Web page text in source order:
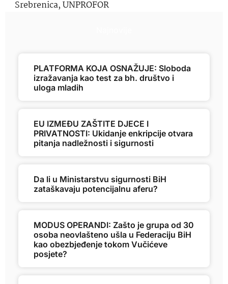
Srebrenica,UNPROFOR
PLATFORMA KOJA OSNAŽUJE: Sloboda
izražavanja kao test za bh. društvo i
uloga mladih
EU IZMEĐU ZAŠTITE DJECE I
PRIVATNOSTI: Ukidanje enkripcije otvara
pitanja nadležnosti i sigurnosti
Da li u Ministarstvu sigurnosti BiH
zataškavaju potencijalnu aferu?
MODUS OPERANDI: Zašto je grupa od 30
osoba neovlašteno ušla u Federaciju BiH
kao obezbjeđenje tokom Vučićeve
posjete?